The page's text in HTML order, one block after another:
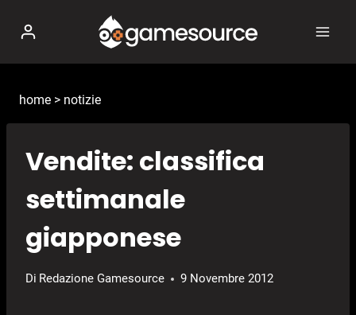
contenuto
home > notizie
Vendite: classifica
settimanale
giapponese
Di Redazione Gamesource 9 Novembre 2012